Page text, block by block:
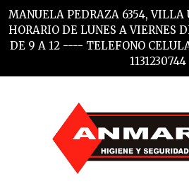
MANUELA PEDRAZA 6354,
HORARIO DE LUNES A VIERNES
DE 9 A 12 ---- TELEFONO
1131230744